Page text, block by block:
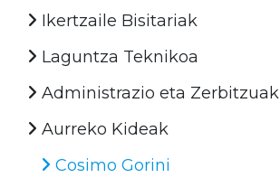
Ikertzaile Bisitariak
Laguntza Teknikoa
Administrazio eta Zerbitzuak
Aurreko Kideak
Cosimo Gorini